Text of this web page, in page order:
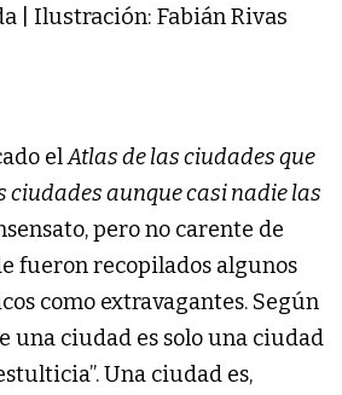
| Ilustración: Fabián Rivas
elAtlas de las ciudades que
ciudades aunque casi nadie las
pero no carente de
fueron recopilados algunos
como extravagantes. Según
una ciudad es solo una ciudad
Una ciudad es,